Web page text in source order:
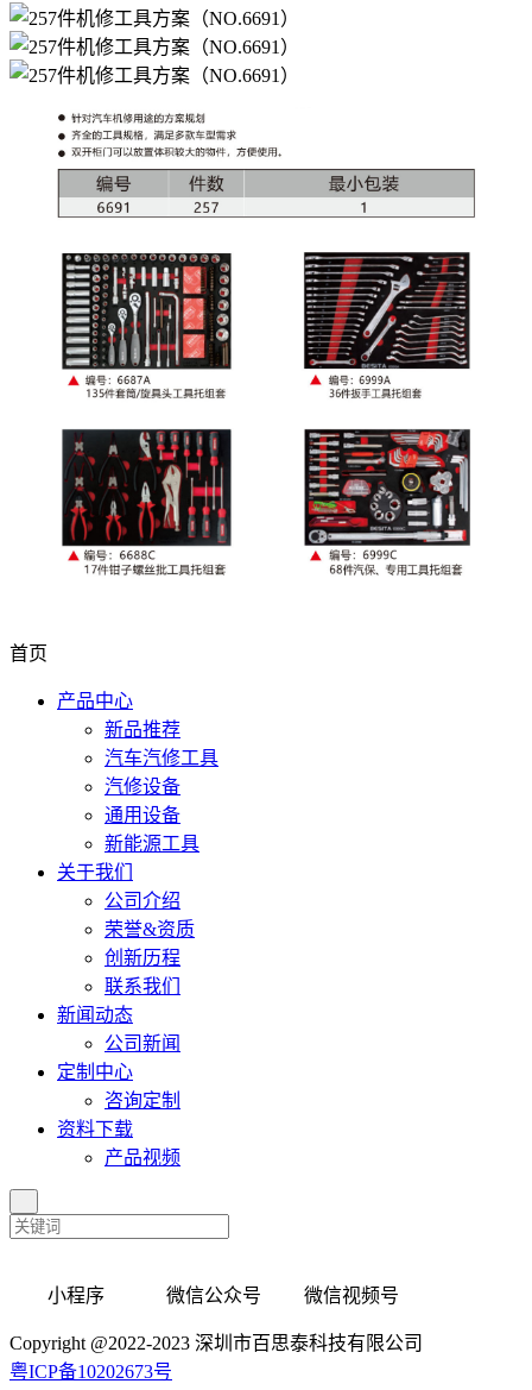
首页
产品中心
新品推荐
汽车汽修工具
汽修设备
通用设备
新能源工具
关于我们
公司介绍
荣誉&资质
创新历程
联系我们
新闻动态
公司新闻
定制中心
咨询定制
资料下载
产品视频
小程序 微信公众号 微信视频号
Copyright @2022-2023 深圳市百思泰科技有限公司
粤ICP备10202673号